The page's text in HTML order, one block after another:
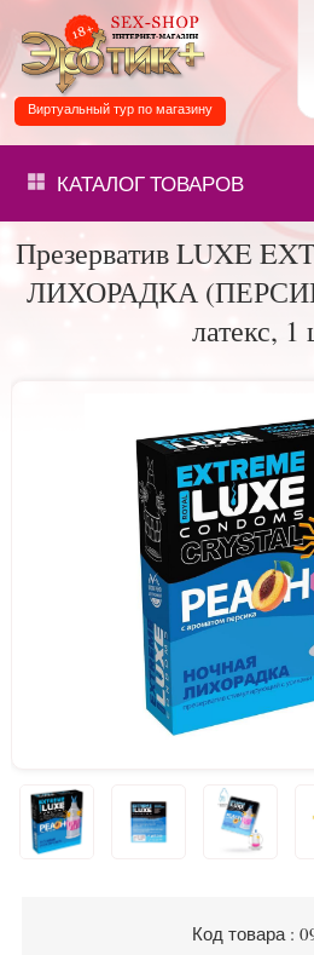
Виртуальный тур по магазину
КАТАЛОГТОВАРОВ
Презерватив LUXE
ЛИХОРАДКА
латекс, 1
Код товара :